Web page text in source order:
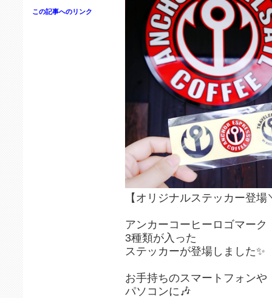
この記事へのリンク
【オリジナルステッカー登場
アンカーコーヒーロゴマーク
3種類が入った
ステッカーが登場しました✨
お手持ちのスマートフォンや
パソコンに🎶